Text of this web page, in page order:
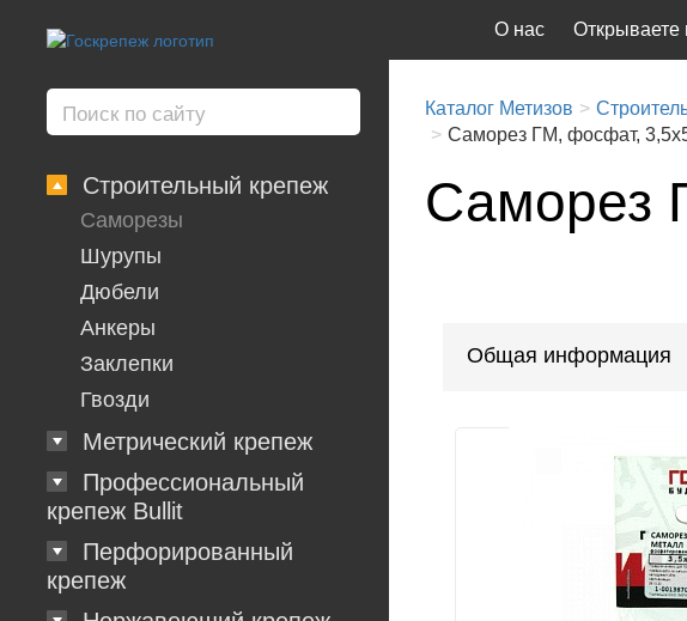
Строительный крепеж
Саморезы
Шурупы
Дюбели
Анкеры
Заклепки
Гвозди
Метрический крепеж
Профессиональный
крепеж Bullit
Перфорированный
крепеж
О нас Открываете
Каталог Метизов
Саморез ГМ, фосфат,
Саморез
Общая информация